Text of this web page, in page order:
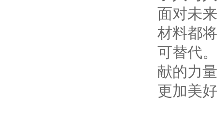
面对未
材料都
可替代
献的力
更加美